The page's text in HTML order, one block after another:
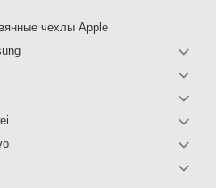
чехлы Apple